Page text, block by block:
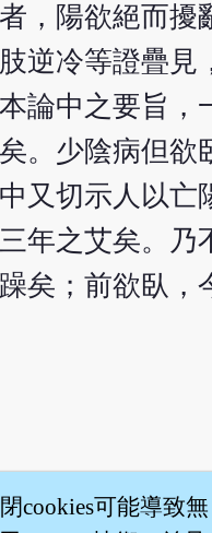
，陽欲絕而擾
逆冷等證疊見
論中之要旨，
。少陰病但欲
又切示人以亡
年之艾矣。乃
矣；前欲臥，
cookies可能導致無